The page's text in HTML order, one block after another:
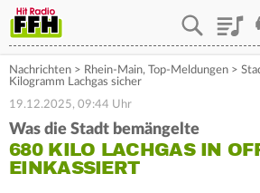
Nachrichten > Rhein-Main, Top-Meldungen >
Kilogramm Lachgas sicher
19.12.2025, 09:44 Uhr
Was die Stadt bemängelte
680 KILO LACHGAS IN
EINKASSIERT